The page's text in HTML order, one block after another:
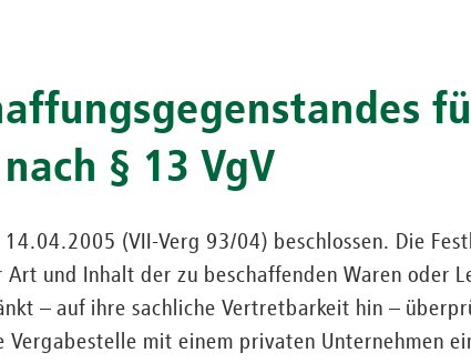
§ 13 VgV
14.04.2005 (VII-Verg 93/04) beschlossen. Die
und Inhalt der zu beschaffenden Waren oder
– auf ihre sachliche Vertretbarkeit hin –
Vergabestelle mit einem privaten Unternehmen